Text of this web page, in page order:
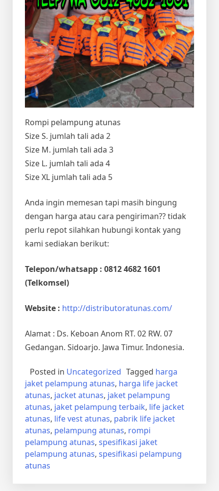
Rompi pelampung atunas
Size S. jumlah tali ada 2
Size M. jumlah tali ada 3
Size L. jumlah tali ada 4
Size XL jumlah tali ada 5
Anda ingin memesan tapi masih bingung
dengan harga atau cara pengiriman?? tidak
perlu repot silahkan hubungi kontak yang
kami sediakan berikut:
Telepon/whatsapp : 0812 4682 1601
(Telkomsel)
Website : http://distributoratunas.com/
Alamat : Ds. Keboan Anom RT. 02 RW. 07
Gedangan. Sidoarjo. Jawa Timur. Indonesia.
Posted in Uncategorized Tagged harga
jaket pelampung atunas, harga life jacket
atunas, jacket atunas, jaket pelampung
atunas, jaket pelampung terbaik, life jacket
atunas, life vest atunas, pabrik life jacket
atunas, pelampung atunas, rompi
pelampung atunas, spesifikasi jaket
pelampung atunas, spesifikasi pelampung
atunas